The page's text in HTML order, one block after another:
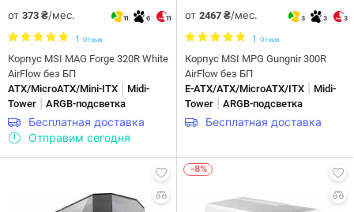
от 373 ₴/мес. 11 6 11
1 Отзыв
Корпус MSI MAG Forge 320R White
AirFlow без БП
ATX/MicroATX/Mini-ITX
Midi-
Tower
ARGB-подсветка
Бесплатная доставка
Отправим сегодня
от 2467 ₴/мес. 3 3 3
1 Отзыв
Корпус MSI MPG Gungnir 300R
AirFlow без БП
E-ATX/ATX/MicroATX/ITX
Midi-
Tower
ARGB-подсветка
Бесплатная доставка
-8%